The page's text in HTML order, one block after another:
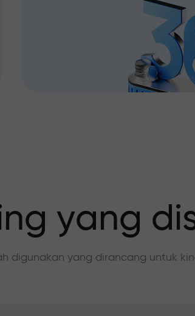
yang
digunakan yang dirancang untuk